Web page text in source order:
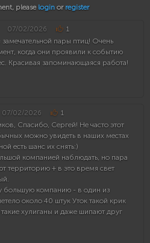
please login or register
07/02/2026 1
пары птиц! Очень
когда они проявили к событию
Красивая запоминающаяся работа!
07/02/2026 1
Спасибо, Сергей! Не часто этот
можно увидеть в наших местах
есть шанс их снять:)
компанией наблюдать, но пара
территорию + в это время свет
большую компанию - в один из
около 40 штук Уток такой крик
такие хулиганы и даже шипают друг